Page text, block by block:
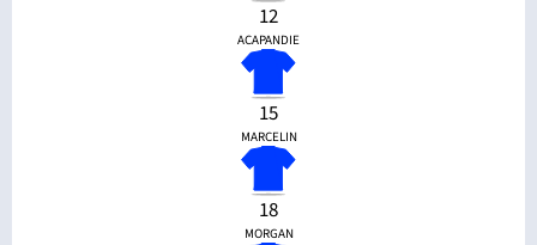
12
ACAPANDIE
15
MARCELIN
18
MORGAN